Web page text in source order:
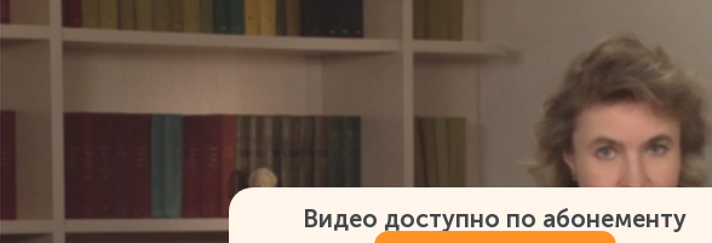
Видео доступно по абонементу